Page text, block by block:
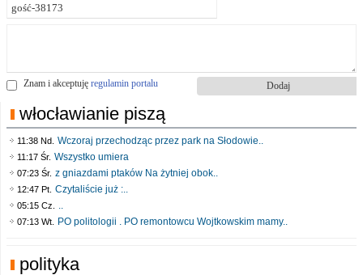
Znam i akceptuję regulamin portalu
włocławianie piszą
11:38 Nd. Wczoraj przechodząc przez park na Słodowie..
11:17 Śr. Wszystko umiera
07:23 Śr. z gniazdami ptaków Na żytniej obok..
12:47 Pt. Czytaliście już :..
05:15 Cz. ..
07:13 Wt. PO politologii . PO remontowcu Wojtkowskim mamy..
polityka